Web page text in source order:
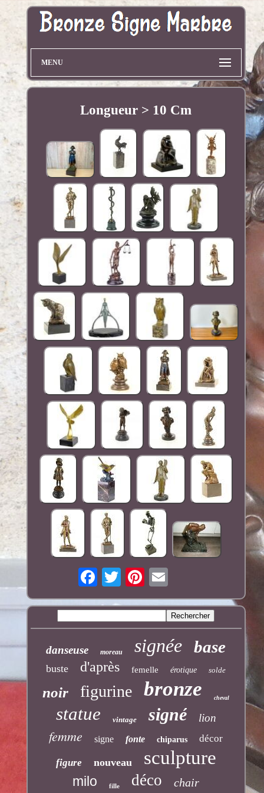
MENU
Longueur > 10 Cm
danseuse moreau signée base
buste d'après femelle érotique solde
noir figurine bronze cheval
statue vintage signé lion
femme signe fonte chiparus décor
figure nouveau sculpture
milo fille déco chair